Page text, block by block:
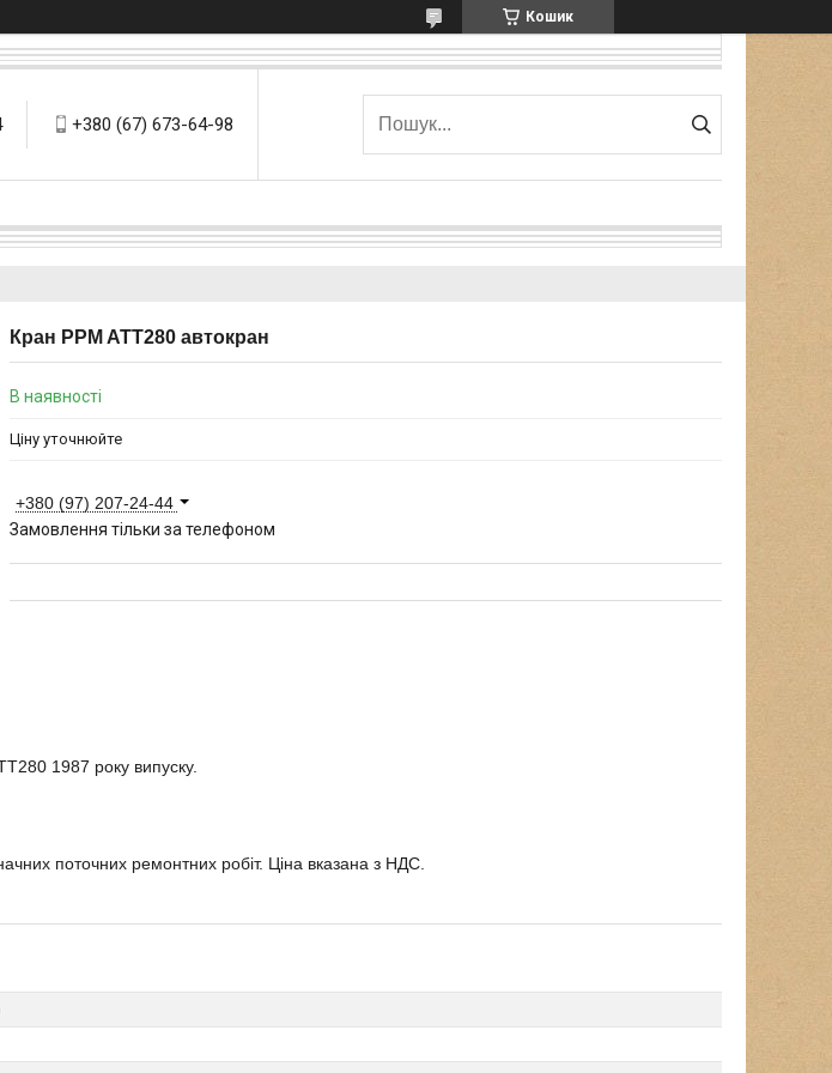
Кошик
+380 (67) 673-64-98
Кран PPM ATT280 автокран
В наявності
Ціну уточнюйте
+380 (97) 207-24-44
Замовлення тільки за телефоном
1987 року випуску.
поточних ремонтних робіт. Ціна вказана з НДС.